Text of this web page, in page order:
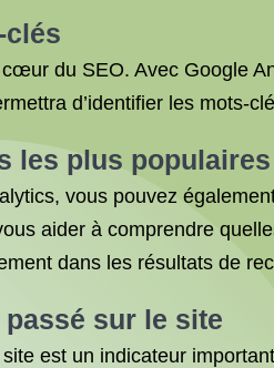
clés
du SEO. Avec Google
d’identifier les mots-
les plus populaires
vous pouvez
aider à comprendre
dans les résultats de
sur le site
est un indicateur